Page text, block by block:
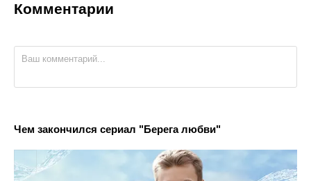
Комментарии
Чем закончился сериал "Берега любви"